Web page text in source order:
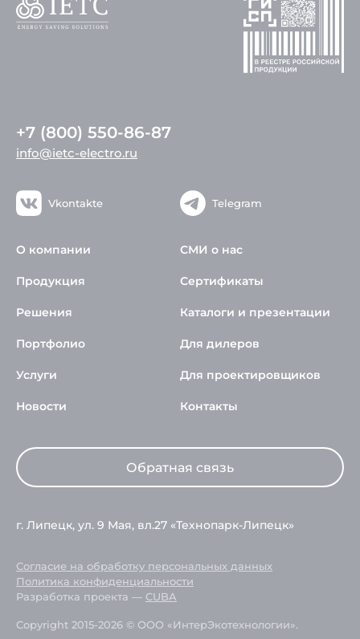
+7 (800) 550-86-87
info@ietc-electro.ru
Vkontakte Telegram
О компании
Продукция
Решения
Портфолио
Услуги
Новости
СМИ о нас
Сертификаты
Каталоги и презентации
Для дилеров
Для проектировщиков
Контакты
Обратная связь
г. Липецк, ул. 9 Мая, вл.27 «Технопарк-Липецк»
Согласие на обработку персональных данных
Политика конфиденциальности
Разработка проекта — CUBA
Copyright 2015-2026 © ООО «ИнтерЭкотехнологии».